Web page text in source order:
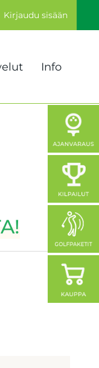
Kirjaudu sisään
Info